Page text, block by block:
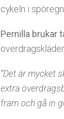
cykeln i
Pernilla brukar
”Det är mycket
extra
fram och gå in